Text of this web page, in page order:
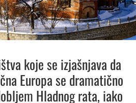
koje se izjašnjava da
Europa se dramatično
Hladnog rata, iako